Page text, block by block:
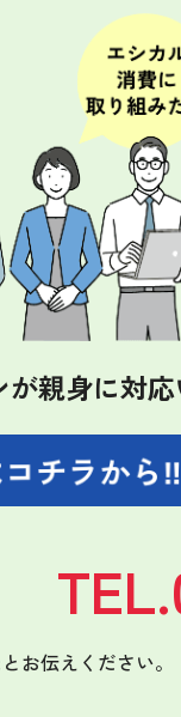
親身に対
コチラから‼
お伝えください。